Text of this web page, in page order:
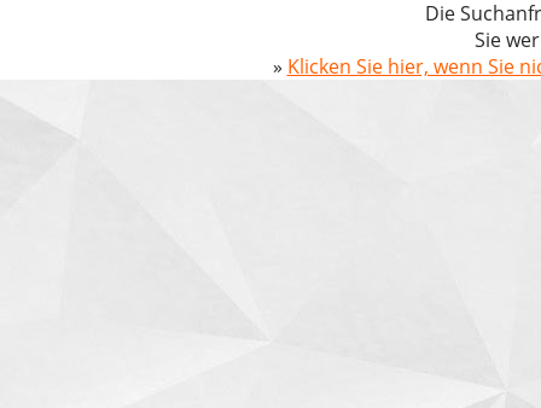
Die
Sie
» Klicken Sie hier, wenn Sie